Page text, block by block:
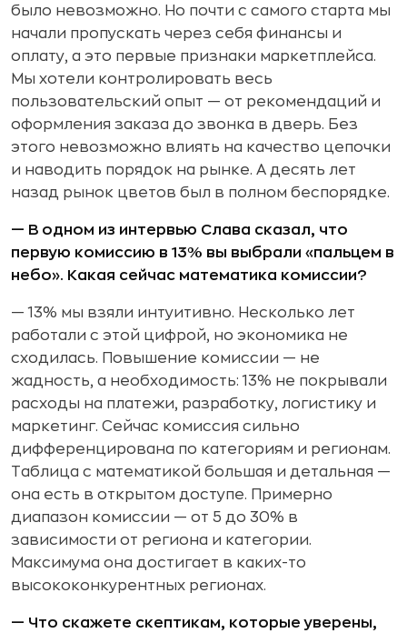
было невозможно. Но почти с самого старта мы
начали пропускать через себя финансы и
оплату, а это первые признаки маркетплейса.
Мы хотели контролировать весь
пользовательский опыт — от рекомендаций и
оформления заказа до звонка в дверь. Без
этого невозможно влиять на качество цепочки
и наводить порядок на рынке. А десять лет
назад рынок цветов был в полном беспорядке.
— В одном из интервью Слава сказал, что
первую комиссию в 13% вы выбрали «пальцем в
небо». Какая сейчас математика комиссии?
— 13% мы взяли интуитивно. Несколько лет
работали с этой цифрой, но экономика не
сходилась. Повышение комиссии — не
жадность, а необходимость: 13% не покрывали
расходы на платежи, разработку, логистику и
маркетинг. Сейчас комиссия сильно
дифференцирована по категориям и регионам.
Таблица с математикой большая и детальная —
она есть в открытом доступе. Примерно
диапазон комиссии — от 5 до 30% в
зависимости от региона и категории.
Максимума она достигает в каких-то
высококонкурентных регионах.
— Что скажете скептикам, которые уверены,